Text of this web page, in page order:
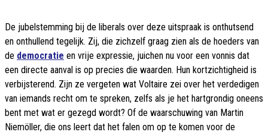
De jubelstemming bij de liberals over deze uitspraak is onthutsend
en onthullend tegelijk. Zij, die zichzelf graag zien als de hoeders van
de democratie en vrije expressie, juichen nu voor een vonnis dat
een directe aanval is op precies die waarden. Hun kortzichtigheid is
verbijsterend. Zijn ze vergeten wat Voltaire zei over het verdedigen
van iemands recht om te spreken, zelfs als je het hartgrondig oneens
bent met wat er gezegd wordt? Of de waarschuwing van Martin
Niemöller, die ons leert dat het falen om op te komen voor de